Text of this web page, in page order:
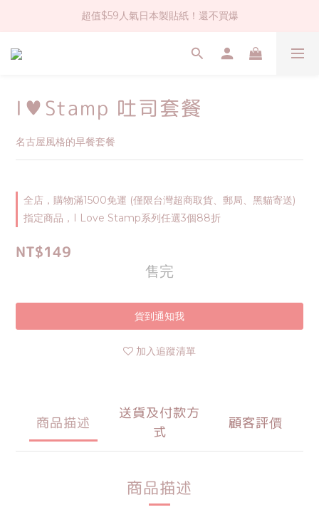
社群大人氣！各種有趣的打洞器
超值$59人氣日本製貼紙！還不買爆
全店$1500免運(台灣地區)
I♥Stamp 吐司套餐
名古屋風格的早餐套餐
全店，購物滿1500免運 (僅限台灣超商取貨、郵局、黑貓寄送)
指定商品，I Love Stamp系列任選3個88折
NT$149
售完
貨到通知我
加入追蹤清單
商品描述
送貨及付款方
式
顧客評價
商品描述